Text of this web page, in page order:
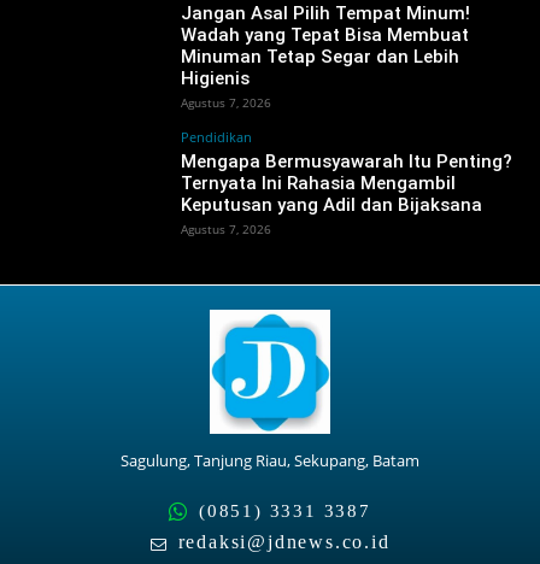
Jangan Asal Pilih Tempat Minum!
Wadah yang Tepat Bisa Membuat
Minuman Tetap Segar dan Lebih
Higienis
Agustus 7, 2026
Pendidikan
Mengapa Bermusyawarah Itu Penting?
Ternyata Ini Rahasia Mengambil
Keputusan yang Adil dan Bijaksana
Agustus 7, 2026
Sagulung, Tanjung Riau, Sekupang, Batam
(0851) 3331 3387
redaksi@jdnews.co.id